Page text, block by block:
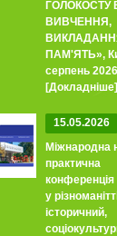
ГОЛОКОСТУ
ВИВЧЕННЯ,
ПАМ'ЯТЬ»,
серпень
[Докладніше]
15.05.2026
Міжнародна
практична
конференція
у
історичний,